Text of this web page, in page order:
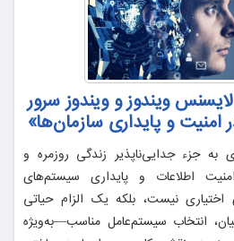
ویندوز و ویندوز سرور
امنیت و پایداری سازمان‌ها»
به جزء جدایی‌ناپذیر زندگی روزمره و
اطلاعات و پایداری سیستم‌های
اختیاری نیست، بلکه یک الزام حیاتی
انتخاب سیستم‌عامل مناسب—به‌ویژه